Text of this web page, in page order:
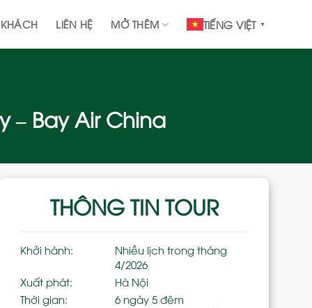
LIÊN HỆ MỞ THÊM TIẾNG VIỆT ▼
– Bay Air China
THÔNG TIN TOUR
Khởi hành:
Nhiều lịch trong tháng
4/2026
Xuất phát:
Hà Nội
Thời gian:
6 ngày 5 đêm